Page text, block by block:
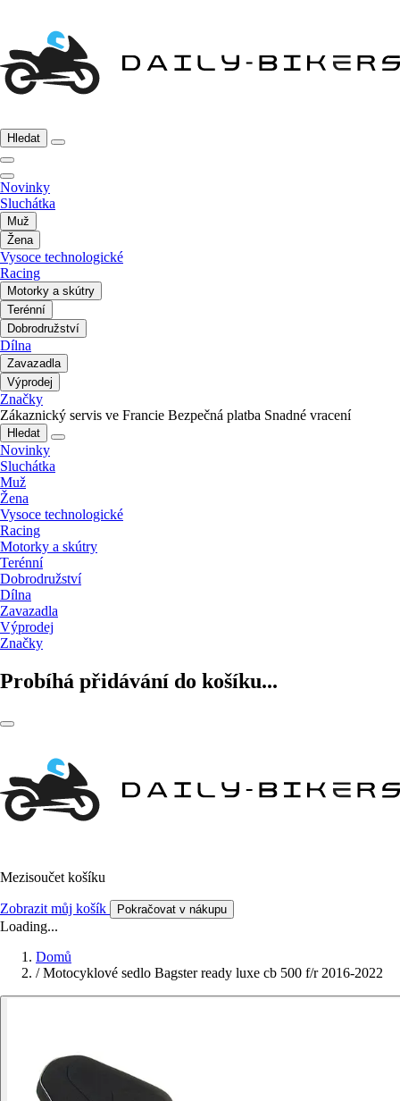
Hledat
Novinky
Sluchátka
Muž
Žena
Vysoce technologické
Racing
Motorky a skútry
Terénní
Dobrodružství
Dílna
Zavazadla
Výprodej
Značky
Zákaznický servis ve Francie Bezpečná platba Snadné vracení
Hledat
Novinky
Sluchátka
Muž
Žena
Vysoce technologické
Racing
Motorky a skútry
Terénní
Dobrodružství
Dílna
Zavazadla
Výprodej
Značky
Probíhá přidávání do košíku...
Mezisoučet košíku
Zobrazit můj košík Pokračovat v nákupu
Loading...
Domů
/ Motocyklové sedlo Bagster ready luxe cb 500 f/r 2016-2022